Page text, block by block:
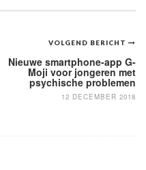
VOLGEND BERICHT
Nieuwe smartphone-app G-
Moji voor jongeren met
psychische problemen
12 DECEMBER 2018